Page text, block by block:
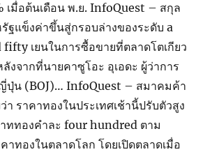
เมื่อต้นเดือน พ.ย. InfoQuest – สกุล
ฐแข็งค่าขึ้นสู่กรอบล่างของระดับ a
เยนในการซื้อขายที่ตลาดโตเกียว
งจากที่นายคาซูโอะ อุเอดะ ผู้ว่าการ
ปุ่น (BOJ)… InfoQuest – สมาคมค้า
า ราคาทองในประเทศเช้านี้ปรับตัวสูง
ททองคำละ four hundred ตาม
าทองในตลาดโลก โดยเปิดตลาดเมื่อ